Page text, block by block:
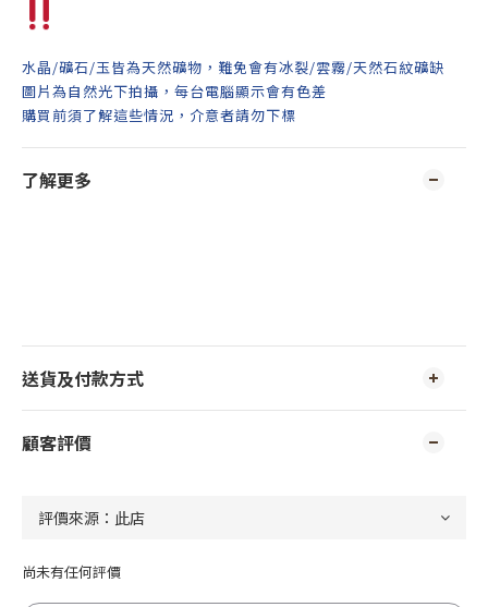
水晶/礦石/玉皆為天然礦物，難免會有冰裂/雲霧/天然石紋礦缺
圖片為自然光下拍攝，每台電腦顯示會有色差
購買前須了解這些情況，介意者請勿下標
了解更多
送貨及付款方式
顧客評價
尚未有任何評價